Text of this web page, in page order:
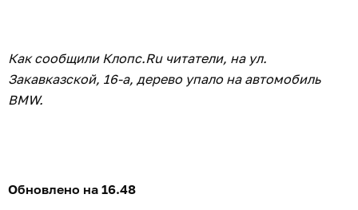
Как сообщили Клопс.Ru читатели, на ул.
Закавказской, 16-а, дерево упало на автомобиль
BMW.
Обновлено на 16.48